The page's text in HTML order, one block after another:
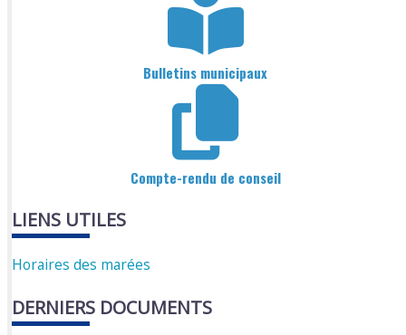
Bulletins municipaux
Compte-rendu de conseil
LIENS UTILES
Horaires des marées
DERNIERS DOCUMENTS